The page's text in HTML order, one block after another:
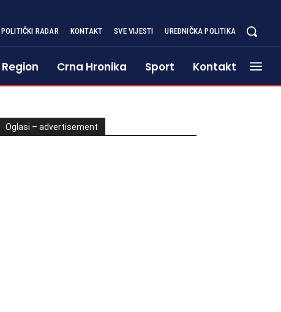
RADAR KONTAKT SVE VIJESTI UREDNIČKA POLITIKA
Region Crna Hronika Sport Kontakt
Oglasi – advertisement